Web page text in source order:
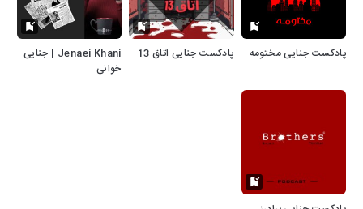
پادکست جنایی مختومه پادکست جنایی اتاق 13
Jenaei Khani | جنایی
خوانی